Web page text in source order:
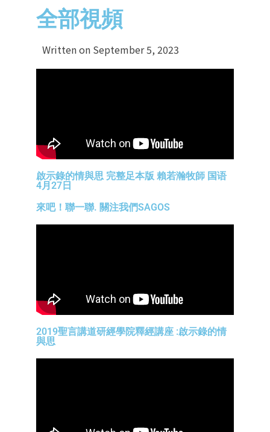
全部視頻
Written onSeptember 5, 2023
啟示錄的情與思 完整足本版 賴若瀚牧師 国语
4月27日
來吧！聯一聯. 關注我們SAGOS
2019聖言講道研經學院釋經講座 :啟示錄的情
與思